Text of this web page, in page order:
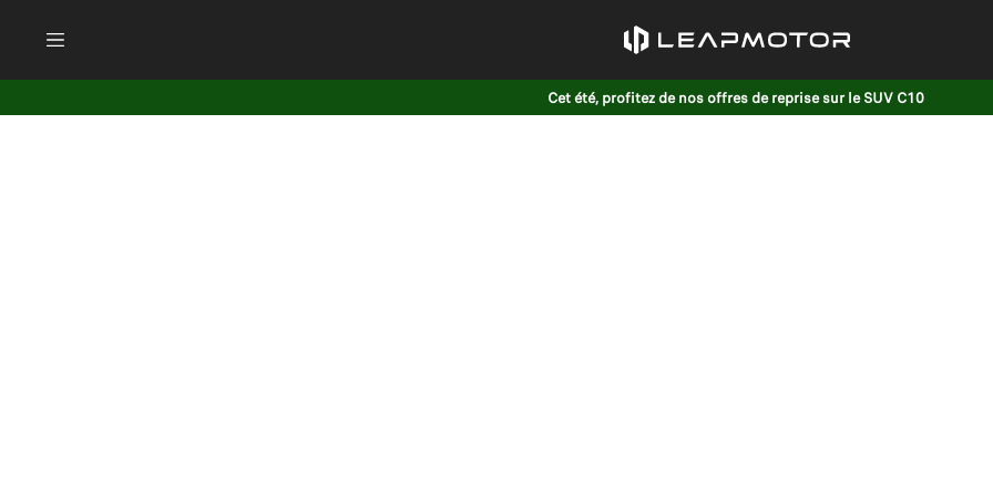
Cet été, profitez de nos offres de reprise sur le SUV C10